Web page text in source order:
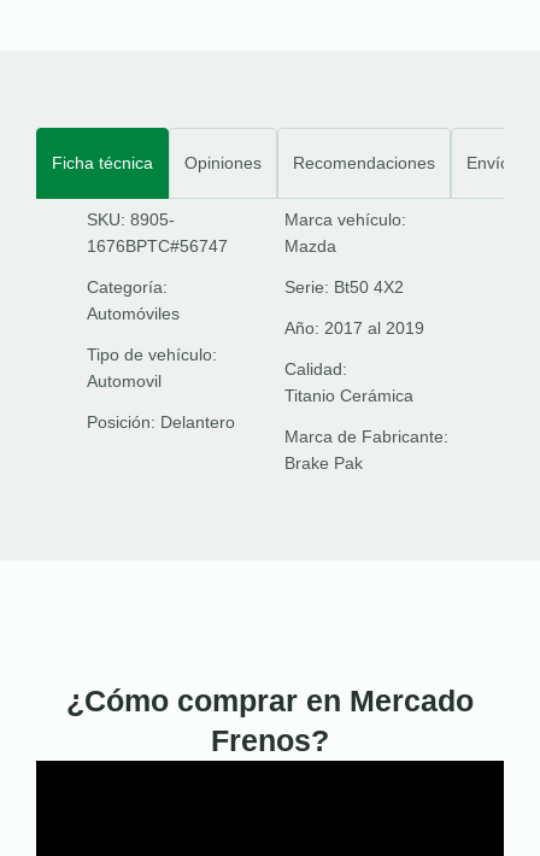
Ficha técnica Opiniones Recomendaciones Envíos
SKU: 8905-
1676BPTC#56747
Categoría:
Automóviles
Tipo de vehículo:
Automovil
Posición: Delantero
Marca vehículo:
Mazda
Serie: Bt50 4X2
Año: 2017 al 2019
Calidad:
Titanio Cerámica
Marca de Fabricante:
Brake Pak
¿Cómo comprar en Mercado
Frenos?